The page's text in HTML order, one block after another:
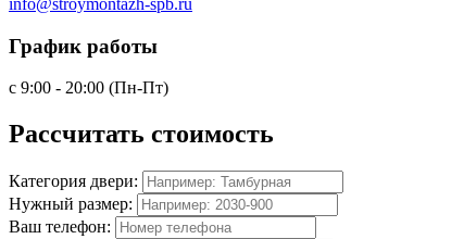
info@stroymontazh-spb.ru
График работы
с 9:00 - 20:00 (Пн-Пт)
Рассчитать стоимость
Категория двери:
Нужный размер:
Ваш телефон: